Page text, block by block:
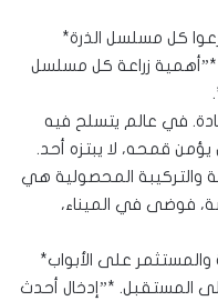
كل مسلسل الذرة*
*”أهمية زراعة كل مسلسل
في عالم يتسلح فيه
يؤمن قمحه، لا يبتزه أحد.
والتركيبة المحصولية هي
فوضى في الميناء،
والمستثمر على الأبواب*
المستقبل. *”إدخال أحدث